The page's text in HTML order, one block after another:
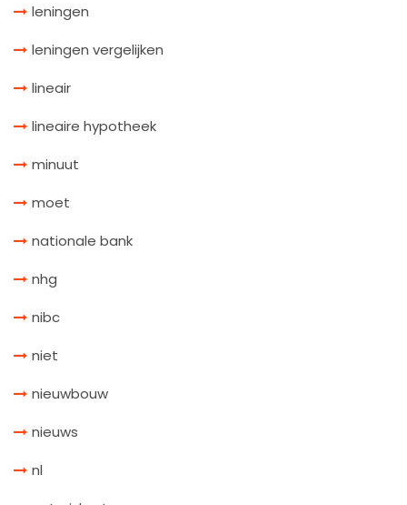
leningen
leningen vergelijken
lineair
lineaire hypotheek
minuut
moet
nationale bank
nhg
nibc
niet
nieuwbouw
nieuws
nl